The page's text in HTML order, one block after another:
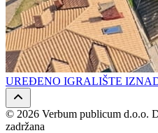
UREĐENO IGRALIŠTE
© 2026 Verbum publicum d.o.o.
zadržana